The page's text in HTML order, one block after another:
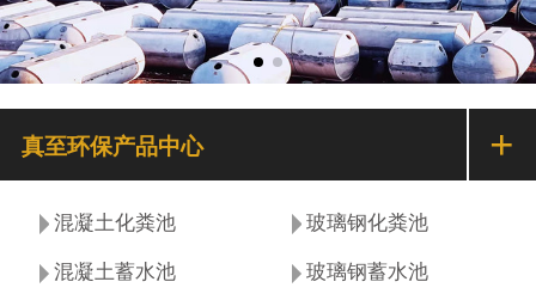
真至环保产品中心 +
混凝土化粪池 玻璃钢化粪池
混凝土蓄水池 玻璃钢蓄水池